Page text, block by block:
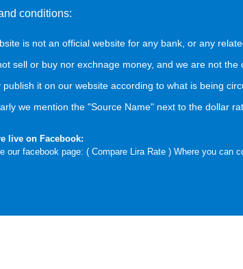
conditions:
is not an official website for any bank, or any
sell or buy nor exchnage money, and we are not
publish it on our website according to what is being
we mention the "Source Name" next to the dollar
live on Facebook:
our facebook page: (Compare Lira Rate